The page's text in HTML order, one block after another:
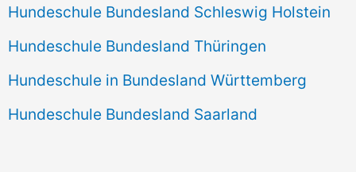
Hundeschule Bundesland Schleswig Holstein
Hundeschule Bundesland Thüringen
Hundeschule in Bundesland Württemberg
Hundeschule Bundesland Saarland